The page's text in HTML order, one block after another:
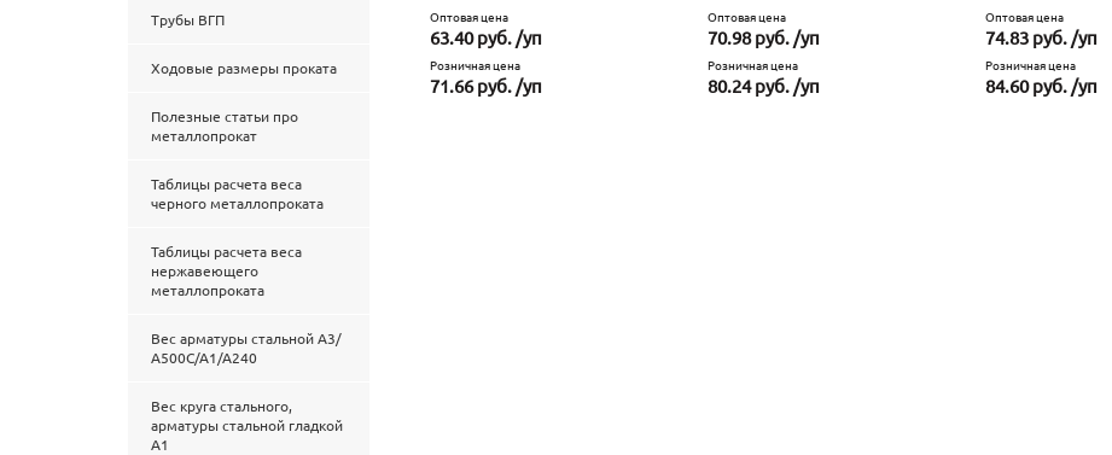
Трубы ВГП
Ходовые размеры проката
Полезные статьи про
металлопрокат
Таблицы расчета веса
черного металлопроката
Таблицы расчета веса
нержавеющего
металлопроката
Вес арматуры стальной А3/
А500С/А1/А240
Вес круга стального,
арматуры стальной гладкой
А1
Оптовая цена
63.40 руб. /уп
Розничная цена
71.66 руб. /уп
Оптовая цена
70.98 руб. /уп
Розничная цена
80.24 руб. /уп
Оптовая цена
74.83 руб. /уп
Розничная цена
84.60 руб. /уп